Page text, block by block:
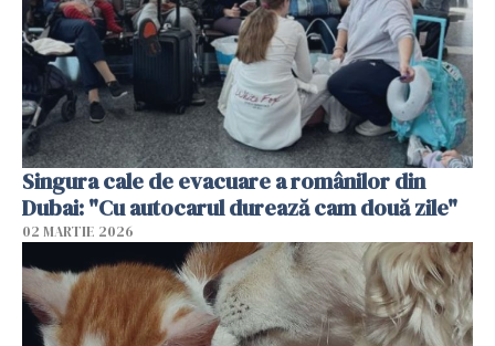
Singura cale de evacuare a românilor din
Dubai: "Cu autocarul durează cam două zile"
02 MARTIE 2026